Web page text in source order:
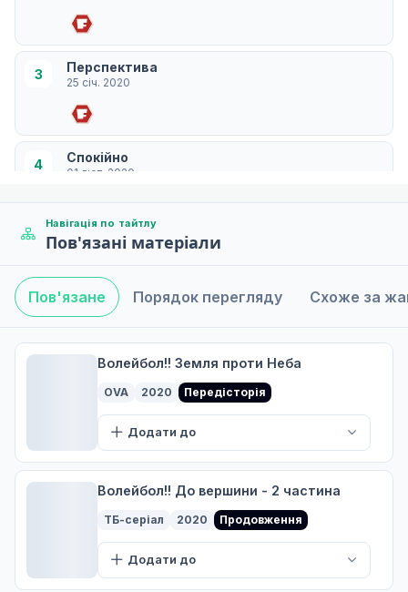
3 Перспектива
25 січ. 2020
4 Спокійно
01 лют. 2020
Голод
6
15 лют. 2020
Повернення
22 лют. 2020
Challenger
Навігація по тайтлу
Пов'язані матеріали
Пов'язане Порядок перегляду Схоже за
Волейбол!! Земля проти Неба
OVA 2020 Передісторія
Додати до
Волейбол!! До вершини - 2 частина
ТБ-серіал 2020 Продовження
Додати до